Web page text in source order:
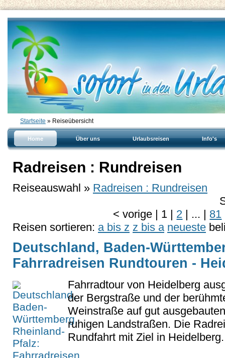
Startseite » Reiseübersicht
Home Über uns Urlaubsreisen Info's
Radreisen : Rundreisen
Reiseauswahl » Radreisen : Rundreisen
<vorige | 1 | 2 | ... | 81
Reisen sortieren: a bis z z bis a neueste
Deutschland, Baden-
Fahrradreisen Rundtouren -
Fahrradtour von Heidelberg
der Bergstraße und der
Weinstraße auf gut
ruhigen Landstraßen. Die
Rundfahrt mit Ziel in Heidelberg.